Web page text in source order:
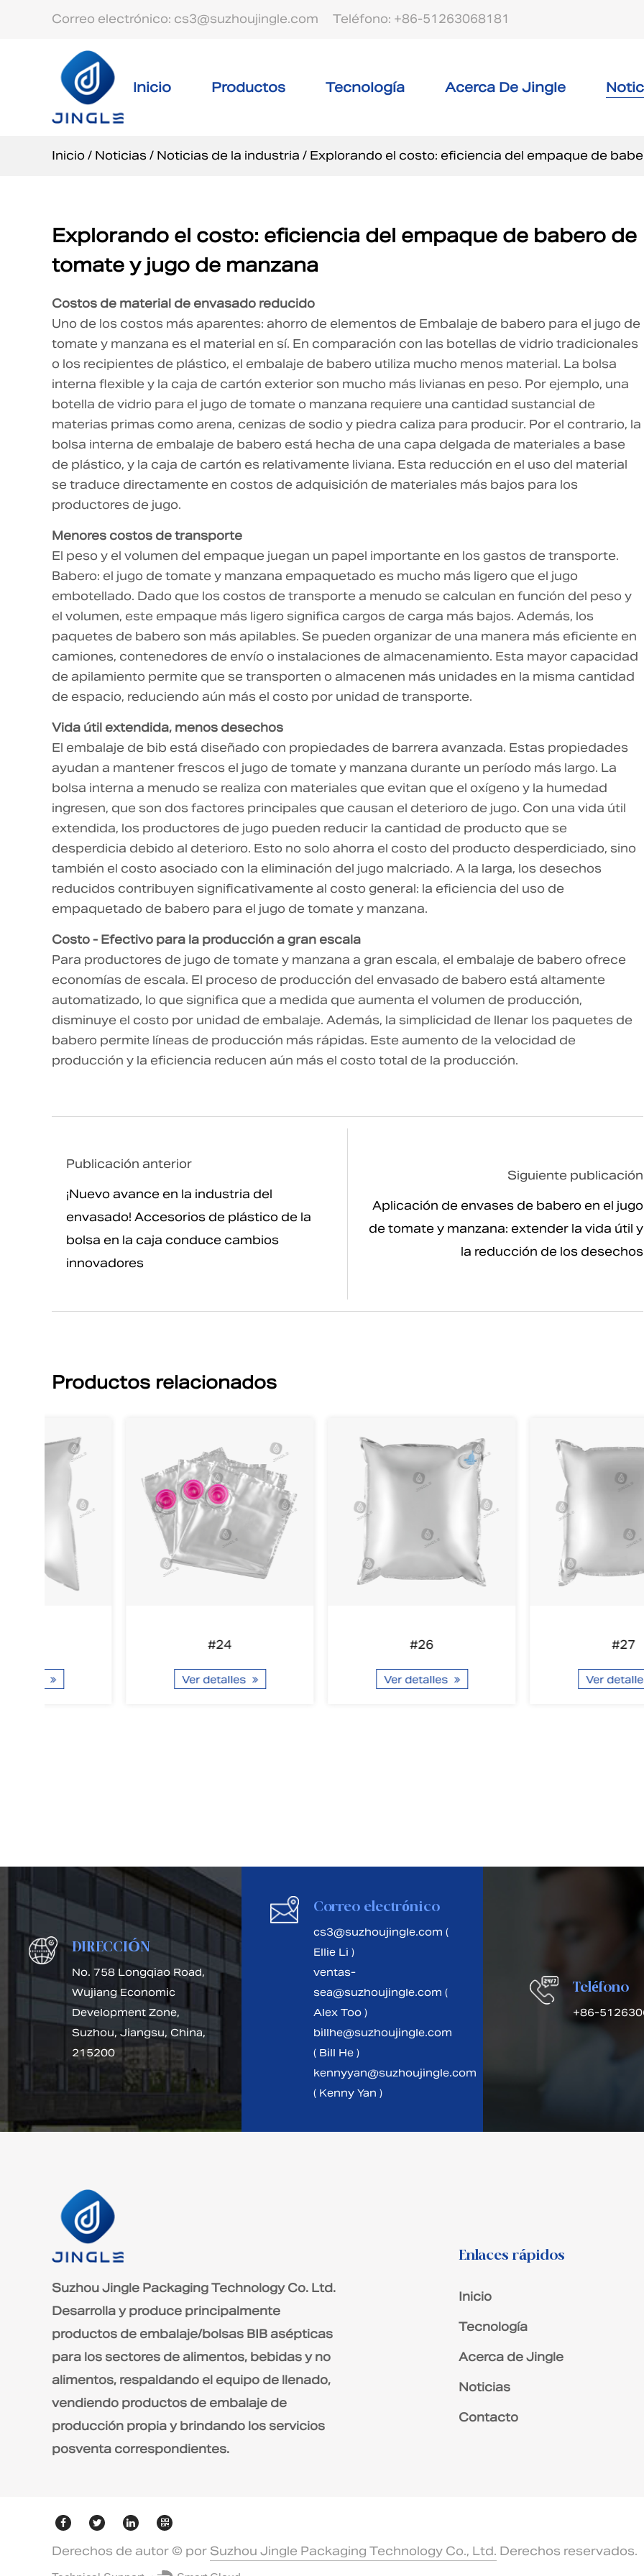
Correo electrónico: cs3@suzhoujingle.com Teléfono: +86-51263068181
Inicio Productos Tecnología Acerca De Jingle
Inicio/ Noticias/ Noticias de la industria / Explorando el costo: eficiencia del empaque de
Explorando el costo: eficiencia del empaque de babero de
tomate y jugo de manzana
Costos de material de envasado reducido
Uno de los costos más aparentes: ahorro de elementos de Embalaje de babero para el jugo de
tomate y manzana es el material en sí. En comparación con las botellas de vidrio tradicionales
o los recipientes de plástico, el embalaje de babero utiliza mucho menos material. La bolsa
interna flexible y la caja de cartón exterior son mucho más livianas en peso. Por ejemplo, una
botella de vidrio para el jugo de tomate o manzana requiere una cantidad sustancial de
materias primas como arena, cenizas de sodio y piedra caliza para producir. Por el contrario, la
bolsa interna de embalaje de babero está hecha de una capa delgada de materiales a base
de plástico, y la caja de cartón es relativamente liviana. Esta reducción en el uso del material
se traduce directamente en costos de adquisición de materiales más bajos para los
productores de jugo.
Menores costos de transporte
El peso y el volumen del empaque juegan un papel importante en los gastos de transporte.
Babero: el jugo de tomate y manzana empaquetado es mucho más ligero que el jugo
embotellado. Dado que los costos de transporte a menudo se calculan en función del peso y
el volumen, este empaque más ligero significa cargos de carga más bajos. Además, los
paquetes de babero son más apilables. Se pueden organizar de una manera más eficiente en
camiones, contenedores de envío o instalaciones de almacenamiento. Esta mayor capacidad
de apilamiento permite que se transporten o almacenen más unidades en la misma cantidad
de espacio, reduciendo aún más el costo por unidad de transporte.
Vida útil extendida, menos desechos
El embalaje de bib está diseñado con propiedades de barrera avanzada. Estas propiedades
ayudan a mantener frescos el jugo de tomate y manzana durante un período más largo. La
bolsa interna a menudo se realiza con materiales que evitan que el oxígeno y la humedad
ingresen, que son dos factores principales que causan el deterioro de jugo. Con una vida útil
extendida, los productores de jugo pueden reducir la cantidad de producto que se
desperdicia debido al deterioro. Esto no solo ahorra el costo del producto desperdiciado, sino
también el costo asociado con la eliminación del jugo malcriado. A la larga, los desechos
reducidos contribuyen significativamente al costo general: la eficiencia del uso de
empaquetado de babero para el jugo de tomate y manzana.
Costo - Efectivo para la producción a gran escala
Para productores de jugo de tomate y manzana a gran escala, el embalaje de babero ofrece
economías de escala. El proceso de producción del envasado de babero está altamente
automatizado, lo que significa que a medida que aumenta el volumen de producción,
disminuye el costo por unidad de embalaje. Además, la simplicidad de llenar los paquetes de
babero permite líneas de producción más rápidas. Este aumento de la velocidad de
producción y la eficiencia reducen aún más el costo total de la producción.
Publicación anterior
¡Nuevo avance en la industria del
envasado! Accesorios de plástico de la
bolsa en la caja conduce cambios
innovadores
Siguiente publicación
Aplicación de envases de babero en el jugo
de tomate y manzana: extender la vida útil y
la reducción de los desechos
Productos relacionados
DIRECCIÓN
No. 758 Longqiao Road,
Wujiang Economic
Development Zone,
Suzhou, Jiangsu, China,
215200
Correo electrónico
cs3@suzhoujingle.com (
Ellie Li )
ventas-
sea@suzhoujingle.com (
Alex Too )
billhe@suzhoujingle.com
( Bill He )
kennyyan@suzhoujingle.com
( Kenny Yan )
Teléfono
+86-
Suzhou Jingle Packaging Technology Co. Ltd.
Desarrolla y produce principalmente
productos de embalaje/bolsas BIB asépticas
para los sectores de alimentos, bebidas y no
alimentos, respaldando el equipo de llenado,
vendiendo productos de embalaje de
producción propia y brindando los servicios
posventa correspondientes.
Enlaces rápidos
Inicio
Tecnología
Acerca de Jingle
Noticias
Contacto
Derechos de autor © por Suzhou Jingle Packaging Technology Co., Ltd. Derechos reservados.